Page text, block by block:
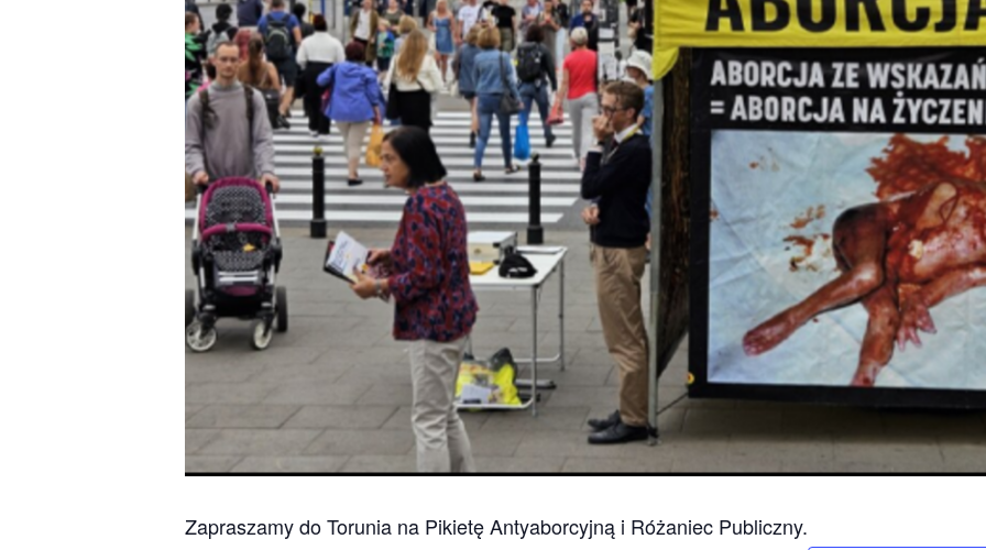
Zapraszamy do Torunia na Pikietę Antyaborcyjną i Różaniec Publiczny.